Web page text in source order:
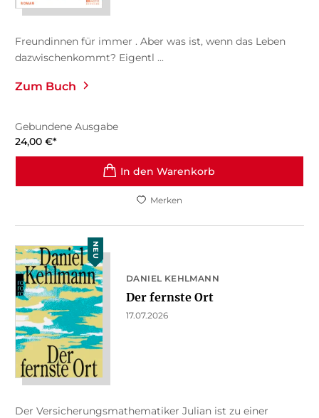
Freundinnen für immer . Aber was ist, wenn das Leben
dazwischenkommt? Eigentl ...
Zum Buch
Gebundene Ausgabe
24,00 €*
In den Warenkorb
Merken
NEU
DANIEL KEHLMANN
Der fernste Ort
17.07.2026
Der Versicherungsmathematiker Julian ist zu einer